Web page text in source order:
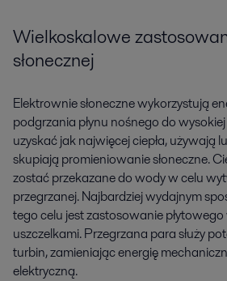
Wielkoskalowe
słonecznej
Elektrownie słoneczne wykorzystują
podgrzania płynu nośnego do
uzyskać jak najwięcej ciepła, używają
skupiają promieniowanie słoneczne.
zostać przekazane do wody w celu
przegrzanej. Najbardziej wydajnym
tego celu jest zastosowanie płytowego
uszczelkami. Przegrzana para służy
turbin, zamieniając energię
elektryczną.